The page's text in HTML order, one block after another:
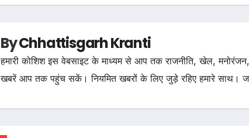
ByChhattisgarh Kranti
हमारी कोशिश इस वेबसाइट के माध्यम से आप तक राजनीति, खेल, मनोरंजन,
खबरें आप तक पहुंच सकें। नियमित खबरों के लिए जुड़े रहिए हमारे साथ।